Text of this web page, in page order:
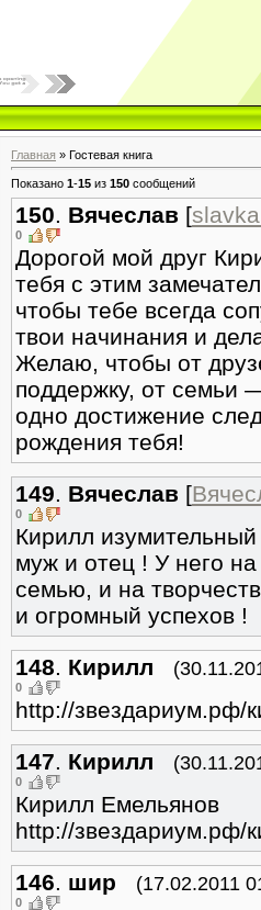
Главная » Гостевая книга
Показано 1-15 из 150 сообщений
150. Вячеслав [
0
Дорогой мой друг
тебя с этим
чтобы тебе всегда
твои начинания и
Желаю, чтобы от
поддержку, от семьи
одно достижение
рождения тебя!
149. Вячеслав [
0
Кирилл
муж и отец ! У него
семью, и на
и огромный успехов !
148. Кирилл
0
http://звездариум.рф/
147. Кирилл
0
Кирилл Емельянов
http://звездариум.рф/
146. шир (17.02.2011
0